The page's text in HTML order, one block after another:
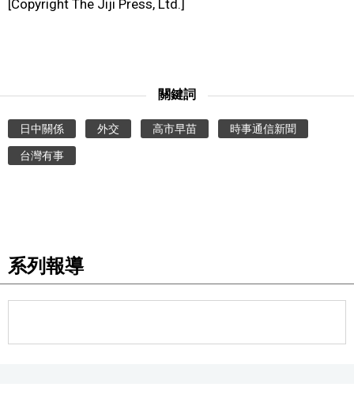
[Copyright The Jiji Press, Ltd.]
關鍵詞
日中關係 外交 高市早苗 時事通信新聞
台灣有事
系列報導